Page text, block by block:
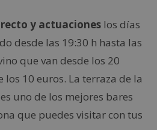
y actuaciones los días
desde las 19:30 h hasta las
que van desde los 20
los 10 euros. La terraza de la
uno de los mejores bares
que puedes visitar con tus